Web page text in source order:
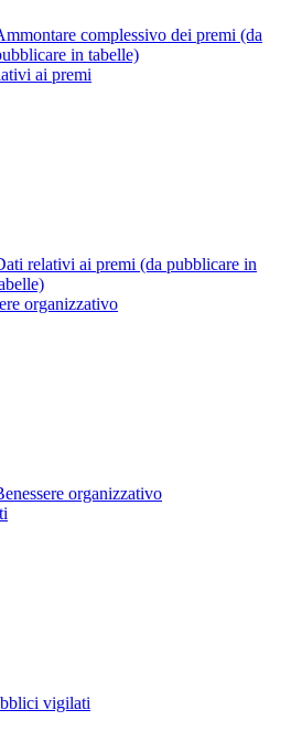
complessivo dei premi (da
in tabelle)
ai premi
relativi ai premi (da pubblicare in
organizzativo
organizzativo
vigilati